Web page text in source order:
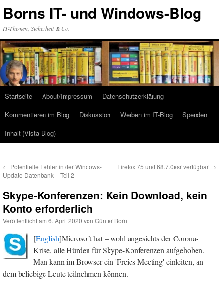
Inhalt
Borns IT- und Windows-Blog
IT-Themen, Sicherheit & Co.
Startseite About/Impressum
Datenschutzerklärung
Kommentieren im Blog
Diskussion Werben im IT-Blog
Spenden
Inhalt (Vista Blog)
← Potentielle Fehler in der Windows-
Update-Datenbank – Teil 2
Firefox 75 und 68.7.0esr verfügbar →
Skype-Konferenzen: Kein Download, kein
Konto erforderlich
Veröffentlicht am 6. April 2020 von Günter Born
[English]Microsoft hat – wohl angesichts der Corona-
Krise, alle Hürden für Skype-Konferenzen aufgehoben.
Man kann im Browser ein 'Freies Meeting' einleiten, an
dem beliebige Leute teilnehmen können.